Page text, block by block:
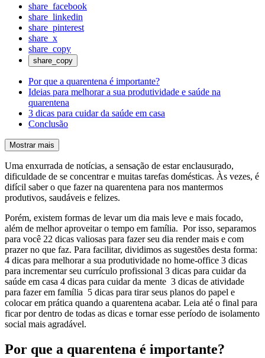
share_facebook
share_linkedin
share_pinterest
share_x
share_copy
share_copy
Por que a quarentena é importante?
Ideias para melhorar a sua produtividade e saúde na
quarentena
3 dicas para cuidar da saúde em casa
Conclusão
Mostrar mais
Uma enxurrada de notícias, a sensação de estar enclausurado,
dificuldade de se concentrar e muitas tarefas domésticas. Às vezes, é
difícil saber o que fazer na quarentena para nos mantermos
produtivos, saudáveis e felizes.
Porém, existem formas de levar um dia mais leve e mais focado,
além de melhor aproveitar o tempo em família. Por isso, separamos
para você 22 dicas valiosas para fazer seu dia render mais e com
prazer no que faz. Para facilitar, dividimos as sugestões desta forma:
4 dicas para melhorar a sua produtividade no home-office 3 dicas
para incrementar seu currículo profissional 3 dicas para cuidar da
saúde em casa 4 dicas para cuidar da mente 3 dicas de atividade
para fazer em família 5 dicas para tirar seus planos do papel e
colocar em prática quando a quarentena acabar. Leia até o final para
ficar por dentro de todas as dicas e tornar esse período de isolamento
social mais agradável.
Por que a quarentena é importante?